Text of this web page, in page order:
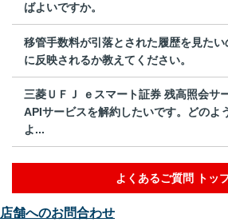
ばよいですか。
移管手数料が引落とされた履歴を見たい
に反映されるか教えてください。
三菱ＵＦＪ ｅスマート証券 残高照会サ
APIサービスを解約したいです。どのよ
よ...
よくあるご質問 トッ
店舗へのお問合わせ